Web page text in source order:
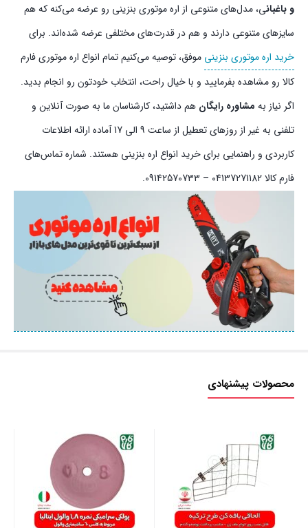
و باغبانی، مدل‌های متنوعی از اره موتوری بنزینی رو عرضه می‌کنه که هم
سایزهای متنوعی دارند و هم در قدرت‌های مختلفی عرضه شده‌اند. برای
خرید اره موتوری بنزینی موفق، توصیه می‌کنیم تمام انواع اره موتوری فارم
کالا رو مشاهده بفرمایید و با خیال راحت، انتخاب خودتون رو انجام بدید.
اگر نیاز به مشاوره رایگان هم داشتید، کارشناسان ما به صورت آنلاین و
تلفنی به غیر از روزهای تعطیل از ساعت 9 الی 17 آماده ارائه اطلاعات
کاربردی و راهنمایی برای خرید انواع اره بنزینی هستند. شماره تماس‌های
فارم کالا 04137271182 – 09142570733.
محصولات پیشنهادی